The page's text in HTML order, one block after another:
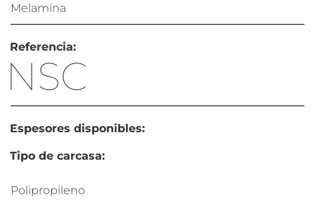
Melamina
Referencia:
NSC
Espesores disponibles:
Tipo de carcasa:
Polipropileno